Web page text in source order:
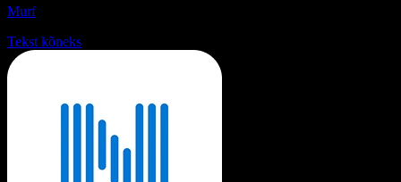
Murf
Tekst kõneks